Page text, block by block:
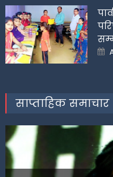
साप्ताहिक समाचार